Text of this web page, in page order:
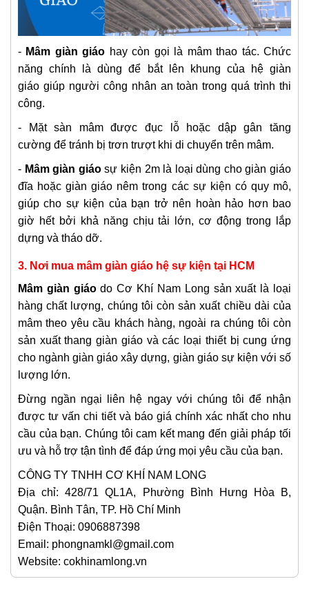
- ​Mâ​m giàn​ giáo​ hay còn gọi là mâm thao tác. Chức
năng chính là dùng để bắt lên khung của hệ giàn
giáo giúp người công nhân an toàn trong quá trình thi
công.
- Mặt sàn mâm được đục lỗ hoặc dập gân tăng
cường để tránh bị trơn trượt khi di chuyển trên mâm.
- Mâm giàn giáosự kiện 2m là loại dùng cho giàn giáo
đĩa hoặc giàn giáo nêm trong các sự kiện có quy mô,
giúp cho sự kiện của bạn trở nên hoàn hảo hơn bao
giờ hết bởi khả năng chịu tải lớn, cơ động trong lắp
dựng và tháo dỡ.
3. Nơi mua mâm giàn giáo hệ sự kiện tại HCM
Mâm giàn giáodo Cơ Khí Nam Long sản xuất là loại
hàng chất lượng, chúng tôi còn sản xuất chiều dài của
mâm theo yêu cầu khách hàng, ngoài ra chúng tôi còn
sản xuất thang giàn giáo và các loại thiết bị cung ứng
cho ngành giàn giáo xây dựng, giàn giáo sự kiện với số
lượng lớn.
Đừng ngần ngại liên hệ ngay với chúng tôi để nhận
được tư vấn chi tiết và báo giá chính xác nhất cho nhu
cầu của bạn. Chúng tôi cam kết mang đến giải pháp tối
ưu và hỗ trợ tận tình để đáp ứng mọi yêu cầu của bạn.
CÔNG TY TNHH CƠ KHÍ NAM LONG
Địa chỉ: 428/71 QL1A, Phường Bình Hưng Hòa B,
Quận. Bình Tân, TP. Hồ Chí Minh
Điện Thoại: 0906887398
Email: phongnamkl@gmail.com
Website: cokhinamlong.vn